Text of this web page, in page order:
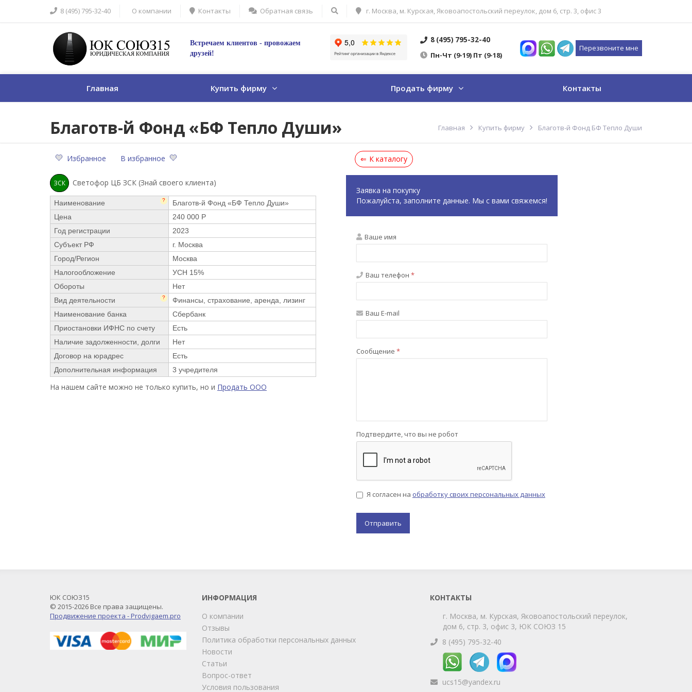
8 (495) 795-32-40 О компании Контакты Обратная связь г. Москва, м. Курская, Яковоапостольский переулок, дом 6, стр. 3, офис 3
Встречаем клиентов - провожаем
друзей!
8 (495) 795-32-40
Пн-Чт (9-19) Пт (9-18)
Перезвоните мне
Главная Купить фирму Продать фирму Контакты
Благотв-й Фонд «БФ Тепло Души» Главная Купить фирму Благотв-й Фонд БФ Тепло Души
Избранное В избранное
ЗСК Светофор ЦБ ЗСК (Знай своего клиента)
Наименование ?
Благотв-й Фонд «БФ Тепло Души»
Цена
240 000 Р
Год регистрации
2023
Субъект РФ
г. Москва
Город/Регион
Москва
Налогообложение
УСН 15%
Обороты
Нет
Вид деятельности
?
Финансы, страхование, аренда, лизинг
Наименование банка
Сбербанк
Приостановки ИФНС по счету
Есть
Наличие задолженности, долги
Нет
Договор на юрадрес
Есть
Дополнительная информация
3 учредителя
На нашем сайте можно не только купить, но и Продать ООО
К каталогу
Заявка на покупку
Пожалуйста, заполните данные. Мы с вами свяжемся!
Ваше имя
Ваш телефон *
Ваш E-mail
Сообщение *
Подтвердите, что вы не робот
Я согласен на обработку своих персональных данных
ИНФОРМАЦИЯ
О компании
Отзывы
Политика обработки персональных данных
Новости
Статьи
Вопрос-ответ
Условия пользования
КОНТАКТЫ
г. Москва, м. Курская, Яковоапостольский переулок,
дом 6, стр. 3, офис 3, ЮК СОЮЗ 15
8 (495) 795-32-40
ucs15@yandex.ru
ЮК СОЮЗ15
© 2015-2026 Все права защищены.
Продвижение проекта - Prodvigaem.pro
Telegram Max
Телефон